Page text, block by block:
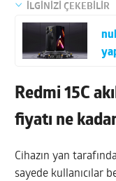
İLGİNİZİ ÇEKEBİLİR
Redmi 15C
fiyatı ne
Cihazın yan
sayede kullanıcılar